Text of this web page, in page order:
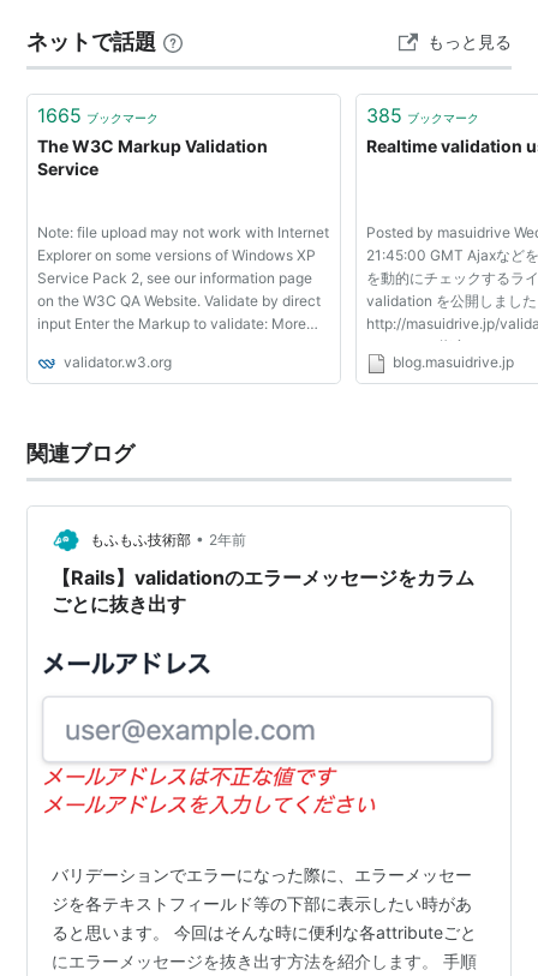
クの機能を用いるのはもちろんのこと、使い方のルール
を定義しておくことで、アプリケーション内で実装方法
を揃えられ、レビューの負荷を下…
ネットで話題 もっと見る
1665 ブックマーク
The W3C Markup Validation
Service
Note: file upload may not work with Internet
Explorer on some versions of Windows XP
Service Pack 2, see our information page
on the W3C QA Website. Validate by direct
input Enter the Markup to validate: More
validator.w3.org
385 ブックマーク
Realtime validation
Posted by masuidrive
21:45:00 GMT Ajaxなど
を動的にチェックするラ
validation を公開しまし
http://masuidrive.jp/
ッセージを指定するだけ
ユーザに対してガイドメ
blog.masuidrive.jp
関連ブログ
もふもふ技術部 • 2年前
【Rails】validationのエラーメッセージをカラム
ごとに抜き出す
バリデーションでエラーになった際に、エラーメッセー
ジを各テキストフィールド等の下部に表示したい時があ
ると思います。 今回はそんな時に便利な各attributeごと
にエラーメッセージを抜き出す方法を紹介します。 手順